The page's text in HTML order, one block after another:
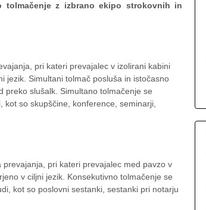
tolmačenje z izbrano ekipo strokovnih in
pri kateri prevajalec v izolirani kabini
jezik. Simultani tolmač posluša in istočasno
preko slušalk. Simultano tolmačenje se
so skupščine, konference, seminarji,
pri kateri prevajalec med pavzo v
v ciljni jezik. Konsekutivno tolmačenje se
kot so poslovni sestanki, sestanki pri notarju